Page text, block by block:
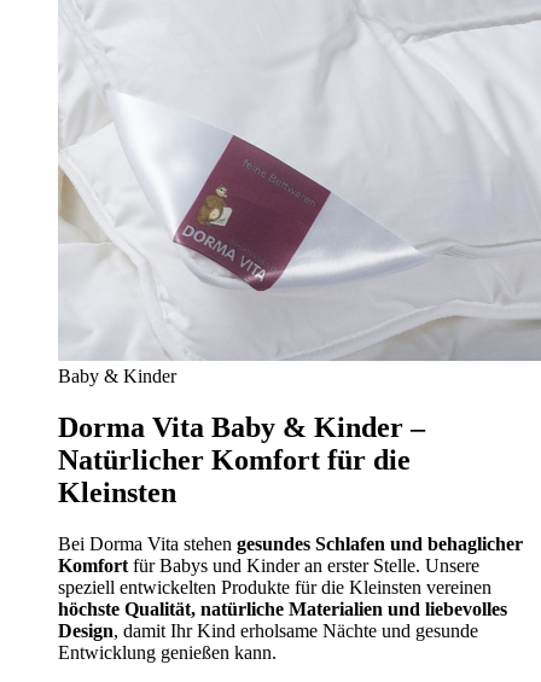
Baby & Kinder
Dorma Vita Baby & Kinder –
Natürlicher Komfort für die
Kleinsten
Bei Dorma Vita stehen gesundes Schlafen und behaglicher
Komfort für Babys und Kinder an erster Stelle. Unsere
speziell entwickelten Produkte für die Kleinsten vereinen
höchste Qualität, natürliche Materialien und liebevolles
Design, damit Ihr Kind erholsame Nächte und gesunde
Entwicklung genießen kann.